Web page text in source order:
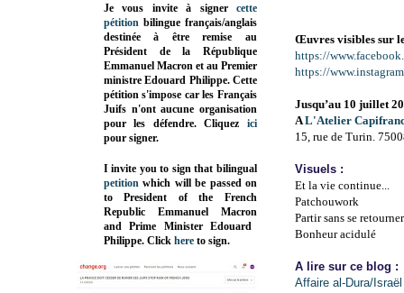
Œuvres visibles sur
https://
https://
Jusqu’au 10 juillet
AL'Atelier
15, rue de Turin.
Visuels :
Et la vie continue...
Patchouwork
Partir sans se retourner
Bonheur acidulé
A lire sur ce blog :
Affaire al-Dura/Israël
Je vous invite à signer cette
pétition bilingue français/anglais
destinée à être remise au
Président de la République
Emmanuel Macron et au Premier
ministre Edouard Philippe. Cette
pétition s'impose car les Français
Juifs n'ont aucune organisation
pour les défendre. Cliquez
ici
pour signer.
I invite you to sign that bilingual
petition which will be passed on
to President of the French
Republic Emmanuel Macron
and Prime MinisterEdouard
Philippe. Click here to sign.